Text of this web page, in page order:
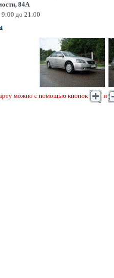
84А
9:00 до 21:00
можно с помощью кнопок и